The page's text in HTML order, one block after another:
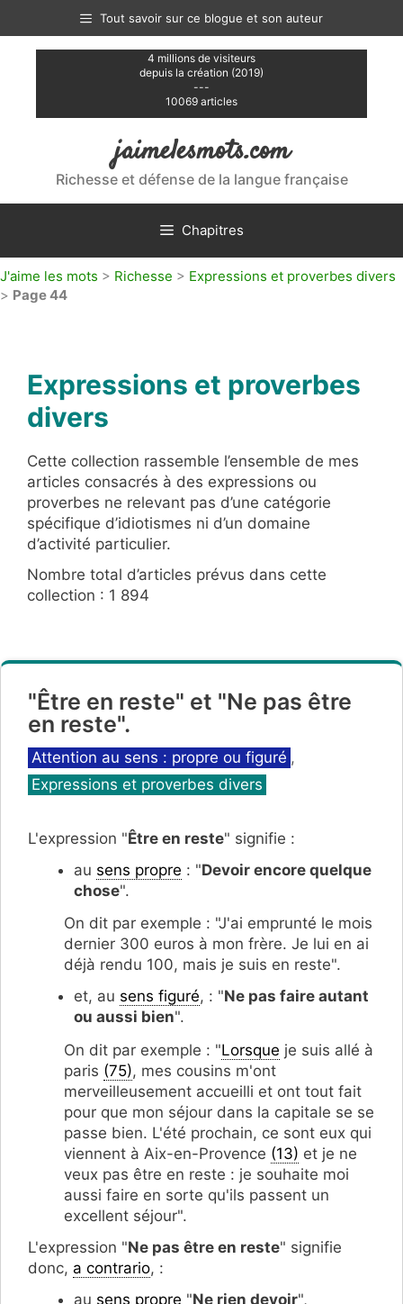
contenu
Tout savoir sur ce blogue et son auteur
4 millions de visiteurs
depuis la création (2019)
---
10069 articles
jaimelesmots.com
Richesse et défense de la langue française
Chapitres
J'aime les mots > Richesse > Expressions et proverbes divers
> Page 44
Expressions et proverbes
divers
Cette collection rassemble l’ensemble de mes
articles consacrés à des expressions ou
proverbes ne relevant pas d’une catégorie
spécifique d’idiotismes ni d’un domaine
d’activité particulier.
Nombre total d’articles prévus dans cette
collection : 1 894
"Être en reste" et "Ne pas être
en reste".
Catégories
Attention au sens : propre ou figuré ,
Expressions et proverbes divers
L'expression "Être en reste" signifie :
au sens propre : "Devoir encore quelque
chose".
On dit par exemple : "J'ai emprunté le mois
dernier 300 euros à mon frère. Je lui en ai
déjà rendu 100, mais je suis en reste".
et, au sens figuré, : "Ne pas faire autant
ou aussi bien".
On dit par exemple : "Lorsque je suis allé à
paris (75), mes cousins m'ont
merveilleusement accueilli et ont tout fait
pour que mon séjour dans la capitale se se
passe bien. L'été prochain, ce sont eux qui
viennent à Aix-en-Provence (13) et je ne
veux pas être en reste : je souhaite moi
aussi faire en sorte qu'ils passent un
excellent séjour".
L'expression "Ne pas être en reste" signifie
donc, a contrario, :
au sens propre "Ne rien devoir",